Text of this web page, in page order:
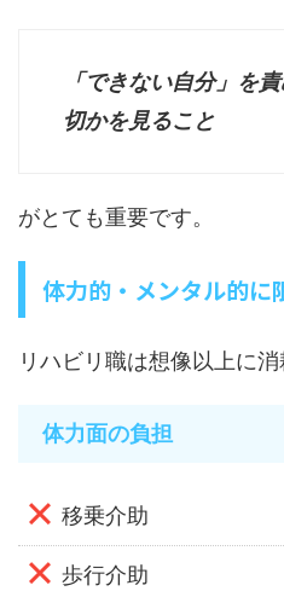
「できない自分」を
切かを見ること
がとても重要です。
体力的・メンタル的に
リハビリ職は想像以上に消
体力面の負担
移乗介助
歩行介助